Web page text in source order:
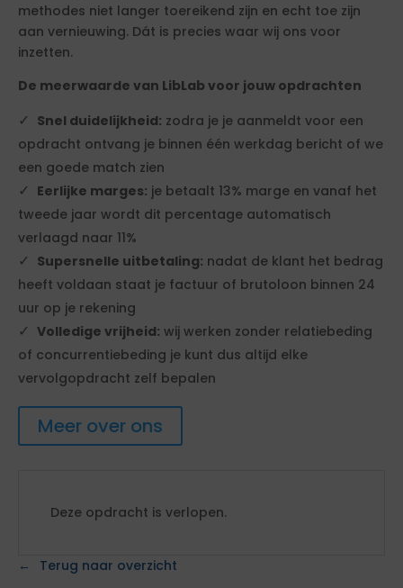
methodes niet langer toereikend zijn en echt toe zijn
aan vernieuwing. Dát is precies waar wij ons voor
inzetten.
De meerwaarde van LibLab voor jouw opdrachten
Snel duidelijkheid: zodra je je aanmeldt voor een
opdracht ontvang je binnen één werkdag bericht of we
een goede match zien
Eerlijke marges: je betaalt 13% marge en vanaf het
tweede jaar wordt dit percentage automatisch
verlaagd naar 11%
Supersnelle uitbetaling: nadat de klant het bedrag
heeft voldaan staat je factuur of brutoloon binnen 24
uur op je rekening
Volledige vrijheid: wij werken zonder relatiebeding
of concurrentiebeding je kunt dus altijd elke
vervolgopdracht zelf bepalen
Meer over ons
Deze opdracht is verlopen.
Terug naar overzicht